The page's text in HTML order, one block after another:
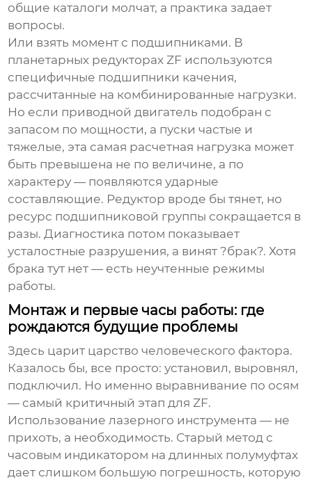
общие каталоги молчат, а практика задает
вопросы.
Или взять момент с подшипниками. В
планетарных редукторах ZF используются
специфичные подшипники качения,
рассчитанные на комбинированные нагрузки.
Но если приводной двигатель подобран с
запасом по мощности, а пуски частые и
тяжелые, эта самая расчетная нагрузка может
быть превышена не по величине, а по
характеру — появляются ударные
составляющие. Редуктор вроде бы тянет, но
ресурс подшипниковой группы сокращается в
разы. Диагностика потом показывает
усталостные разрушения, а винят ?брак?. Хотя
брака тут нет — есть неучтенные режимы
работы.
Монтаж и первые часы работы: где
рождаются будущие проблемы
Здесь царит царство человеческого фактора.
Казалось бы, все просто: установил, выровнял,
подключил. Но именно выравнивание по осям
— самый критичный этап для ZF.
Использование лазерного инструмента — не
прихоть, а необходимость. Старый метод с
часовым индикатором на длинных полумуфтах
дает слишком большую погрешность, которую